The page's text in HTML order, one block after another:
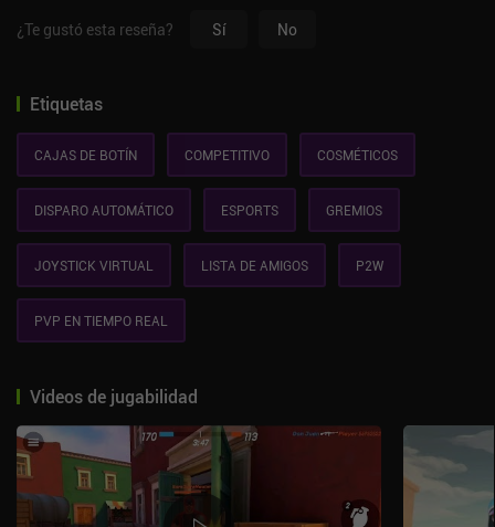
¿Te gustó esta reseña? Sí No
Etiquetas
CAJAS DE BOTÍN COMPETITIVO COSMÉTICOS
DISPARO AUTOMÁTICO ESPORTS GREMIOS
JOYSTICK VIRTUAL LISTA DE AMIGOS P2W
PVP EN TIEMPO REAL
Videos de jugabilidad